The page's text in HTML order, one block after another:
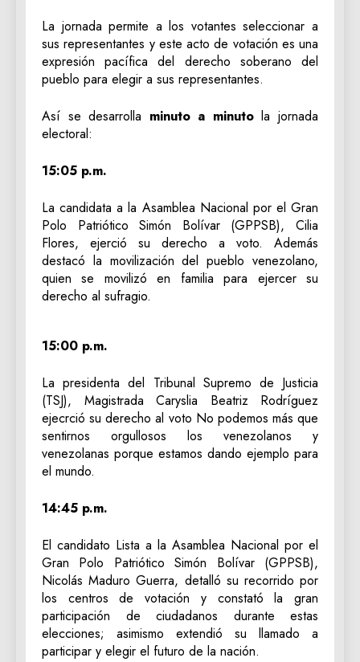
La jornada permite a los votantes seleccionar a
sus representantes y este acto de votación es una
expresión pacífica del derecho soberano del
pueblo para elegir a sus representantes.
Así se desarrolla minuto a minutola jornada
electoral:
15:05 p.m.
La candidata a la Asamblea Nacional por el Gran
Polo Patriótico Simón Bolívar (GPPSB), Cilia
Flores, ejerció su derecho a voto. Además
destacó la movilización del pueblo venezolano,
quien se movilizó en familia para ejercer su
derecho al sufragio.
15:00 p.m.
La presidenta del Tribunal Supremo de Justicia
(TSJ), Magistrada Caryslia Beatriz Rodríguez
ejecrció su derecho al voto No podemos más que
sentirnos orgullosos los venezolanos y
venezolanas porque estamos dando ejemplo para
el mundo.
14:45 p.m.
El candidato Lista a la Asamblea Nacional por el
Gran Polo Patriótico Simón Bolívar (GPPSB),
Nicolás Maduro Guerra, detalló su recorrido por
los centros de votación y constató la gran
participación de ciudadanos durante estas
elecciones; asimismo extendió su llamado a
participar y elegir el futuro de la nación.